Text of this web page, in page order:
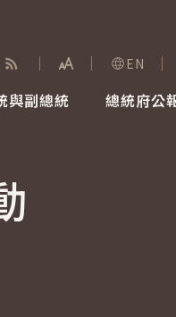
展開字級選單
EN
與副總統 總統府公